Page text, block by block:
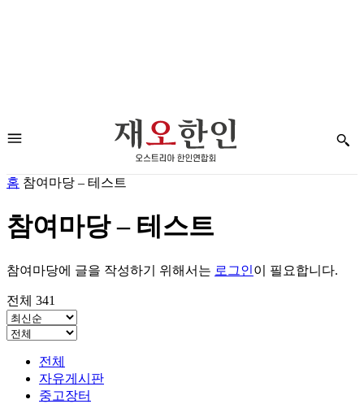
홈 참여마당 – 테스트
참여마당 – 테스트
참여마당에 글을 작성하기 위해서는 로그인이 필요합니다.
전체 341
전체
자유게시판
중고장터